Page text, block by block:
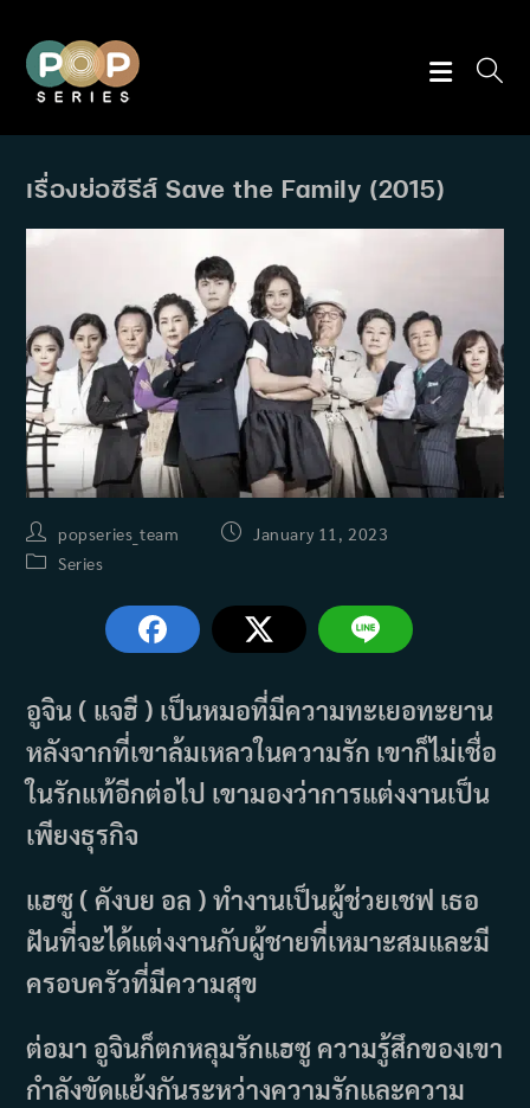
content
เรื่องย่อซีรีส์ Save the Family (2015)
Post
author:
popseries_team
Post January 11, 2023
PostSeries
อูจิน ( แจฮี ) เป็นหมอที่มีความทะเยอทะยาน
หลังจากที่เขาล้มเหลวในความรัก เขาก็ไม่เชื่อ
ในรักแท้อีกต่อไป เขามองว่าการแต่งงานเป็น
เพียงธุรกิจ
แฮซู ( คังบย อล ) ทำงานเป็นผู้ช่วยเชฟ เธอ
ฝันที่จะได้แต่งงานกับผู้ชายที่เหมาะสมและมี
ครอบครัวที่มีความสุข
ต่อมา อูจินก็ตกหลุมรักแฮซู ความรู้สึกของเขา
กำลังขัดแย้งกันระหว่างความรักและความ